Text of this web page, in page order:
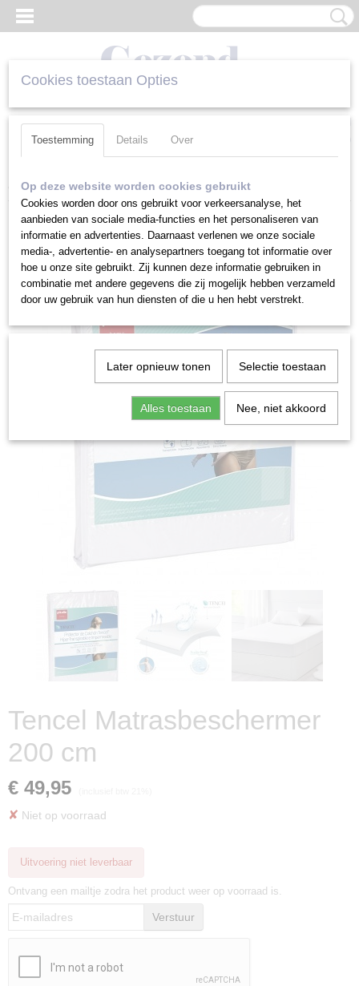
Inloggen Registreren
Home >Matrasbeschermer>Tencel Matrasbeschermer 200 cm
Tencel Matrasbeschermer
200 cm
€ 49,95
✘ Niet op voorraad
Uitvoering niet leverbaar
Ontvang een mailtje zodra het product weer op voorraad is.
Verstuur
Cookies toestaan Opties
Toestemming Details Over
Op deze website worden cookies gebruikt
Cookies worden door ons gebruikt voor verkeersanalyse, het
aanbieden van sociale media-functies en het personaliseren van
informatie en advertenties. Daarnaast verlenen we onze sociale
media-, advertentie- en analysepartners toegang tot informatie over
hoe u onze site gebruikt. Zij kunnen deze informatie gebruiken in
combinatie met andere gegevens die zij mogelijk hebben verzameld
door uw gebruik van hun diensten of die u hen hebt verstrekt.
Later opnieuw tonen Selectie toestaan
Alles toestaan Nee, niet akkoord